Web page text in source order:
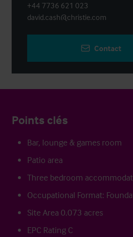
+44 7736 621 023
david.cash@christie.com
Contact
Points clés
Bar, lounge & games room
Patio area
Three bedroom
Occupational Format:
Site Area 0.073 acres
EPC Rating C